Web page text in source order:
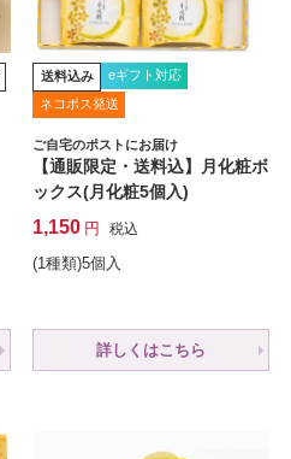
送料込み eギフト対応
ネコポス発送
ご自宅のポストにお届け
【通販限定・送料込】月化粧ボ
ックス(月化粧5個入)
1,150 税込
(1種類)5個入
詳しくはこちら